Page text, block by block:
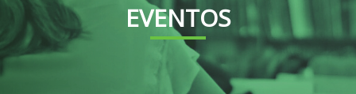
EVENTOS